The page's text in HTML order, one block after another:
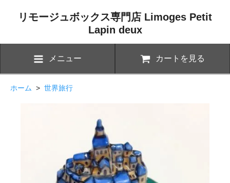
リモージュボックス専門店 Limoges Petit
Lapin deux
メニュー カートを見る
ホーム > 世界旅行